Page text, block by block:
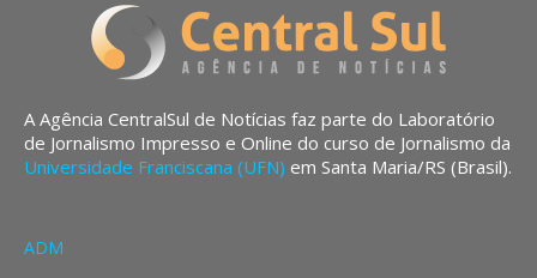
A Agência CentralSul de Notícias faz parte do Laboratório
de Jornalismo Impresso e Online do curso de Jornalismo da
Universidade Franciscana (UFN) em Santa Maria/RS (Brasil).
ADM